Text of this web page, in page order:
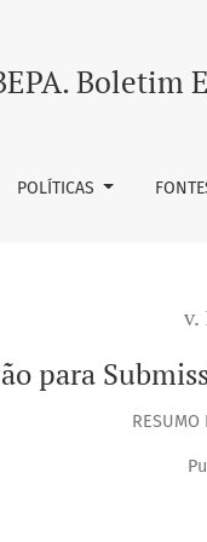
FESIMA
Boletim
POLÍTICAS
v.
para
RESUMO